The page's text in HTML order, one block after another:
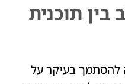
תוכנית
להסתמך בעיקר על